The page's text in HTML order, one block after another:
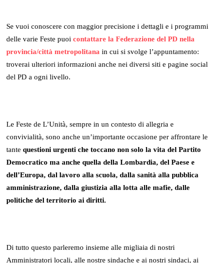
Se vuoi conoscere con maggior precisione i dettagli e i programmi
delle varie Feste puoicontattare la Federazione del PD nella
provincia/città metropolitana in cui si svolge l’appuntamento:
troverai ulteriori informazioni anche nei diversi siti e pagine social
del PD a ogni livello.
Le Feste de L’Unità, sempre in un contesto di allegria e
convivialità, sono anche un’importante occasione per affrontare le
tantequestioni urgenti che toccano non solo la vita del Partito
Democratico ma anche quella della Lombardia, del Paese e
dell’Europa, dal lavoro alla scuola, dalla sanità alla pubblica
amministrazione, dalla giustizia alla lotta alle mafie, dalle
politiche del territorio ai diritti.
Di tutto questo parleremo insieme alle migliaia di nostri
Amministratori locali, alle nostre sindache e ai nostri sindaci, ai